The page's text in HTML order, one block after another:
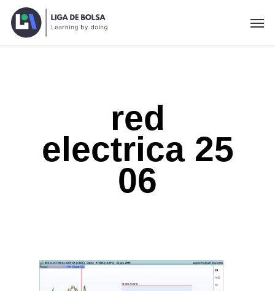
Skip
red
electrica 25
06